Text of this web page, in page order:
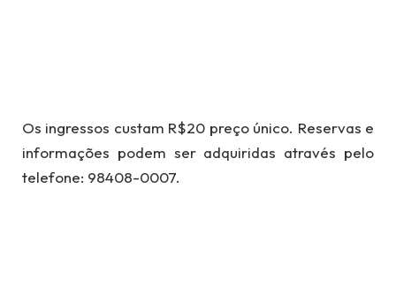
Os ingressos custam R$20 preço único. Reservas e
informações podem ser adquiridas através pelo
telefone: 98408-0007.